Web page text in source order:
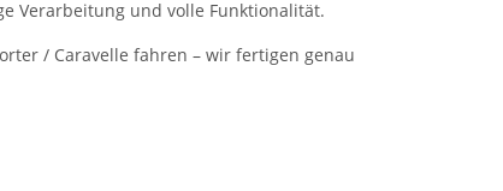
Verarbeitung und volle Funktionalität.
/ Caravelle fahren – wir fertigen genau